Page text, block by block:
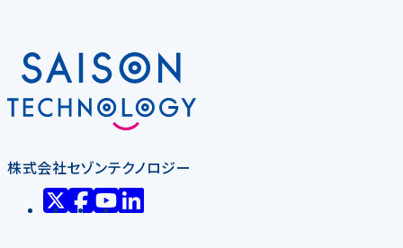
株式会社セゾンテクノロジー